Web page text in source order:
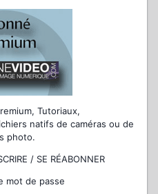
Tutoriaux,
natifs de caméras ou de
photo.
/ SE RÉABONNER
mot de passe